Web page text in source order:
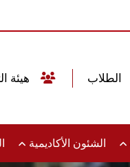
الشئون الأكاديمية